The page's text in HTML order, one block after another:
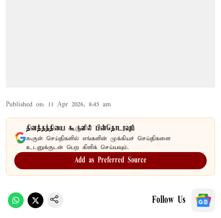
Published on: 11 Apr 2026, 8:45 am
தினத்தந்தியை கூகுளில் பின்தொடரவும்
கூகுள் செய்திகளில் எங்களின் முக்கியச் செய்திகளை
உடனுக்குடன் பெற கிளிக் செய்யவும்.
Add as Preferred Source
Follow Us